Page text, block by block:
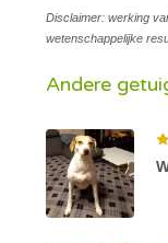
Disclaimer: werking
wetenschappelijke
Andere